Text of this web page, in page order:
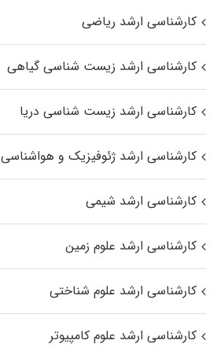
کارشناسی ارشد ریاضی
کارشناسی ارشد زیست‌ شناسی گیاهی
کارشناسی ارشد زیست‌ شناسی دریا
کارشناسی ارشد ژئوفیزیک و هواشناسی
کارشناسی ارشد شیمی
کارشناسی ارشد علوم زمین
کارشناسی ارشد علوم شناختی
کارشناسی ارشد علوم کامپیوتر